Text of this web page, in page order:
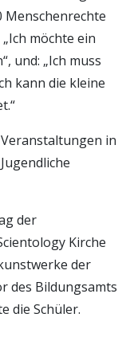
Menschenrechte
möchte ein
und: „Ich muss
kann die kleine
in
der
Kirche
der
des Bildungsamts
die Schüler.